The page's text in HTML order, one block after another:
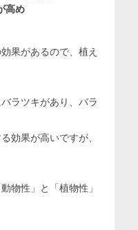
高め
果があるので、植え
ラツキがあり、バラ
効果が高いですが、
物性」と「植物性」